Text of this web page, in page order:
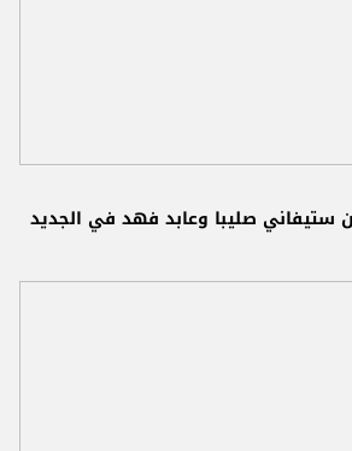
صليبا وعابد فهد في الجديد